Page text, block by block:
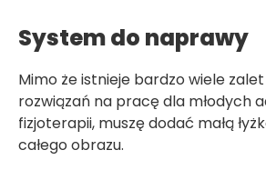
System do naprawy
Mimo że istnieje bardzo wiele
rozwiązań na pracę dla młodych
fizjoterapii, muszę dodać małą
całego obrazu.